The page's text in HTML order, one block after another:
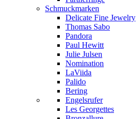
Schmuckmarken
Delicate Fine Jewelry
Thomas Sabo
Pandora
Paul Hewitt
Julie Julsen
Nomination
LaViida
Palido
Bering
Engelsrufer
Les Georgettes